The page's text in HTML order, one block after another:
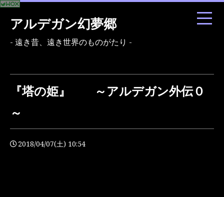
アルデガン幻夢郷
- 遠き昔、遠き世界のものがたり -
『塔の姫』 ～アルデガン外伝０
～
2018/04/07(土) 10:54